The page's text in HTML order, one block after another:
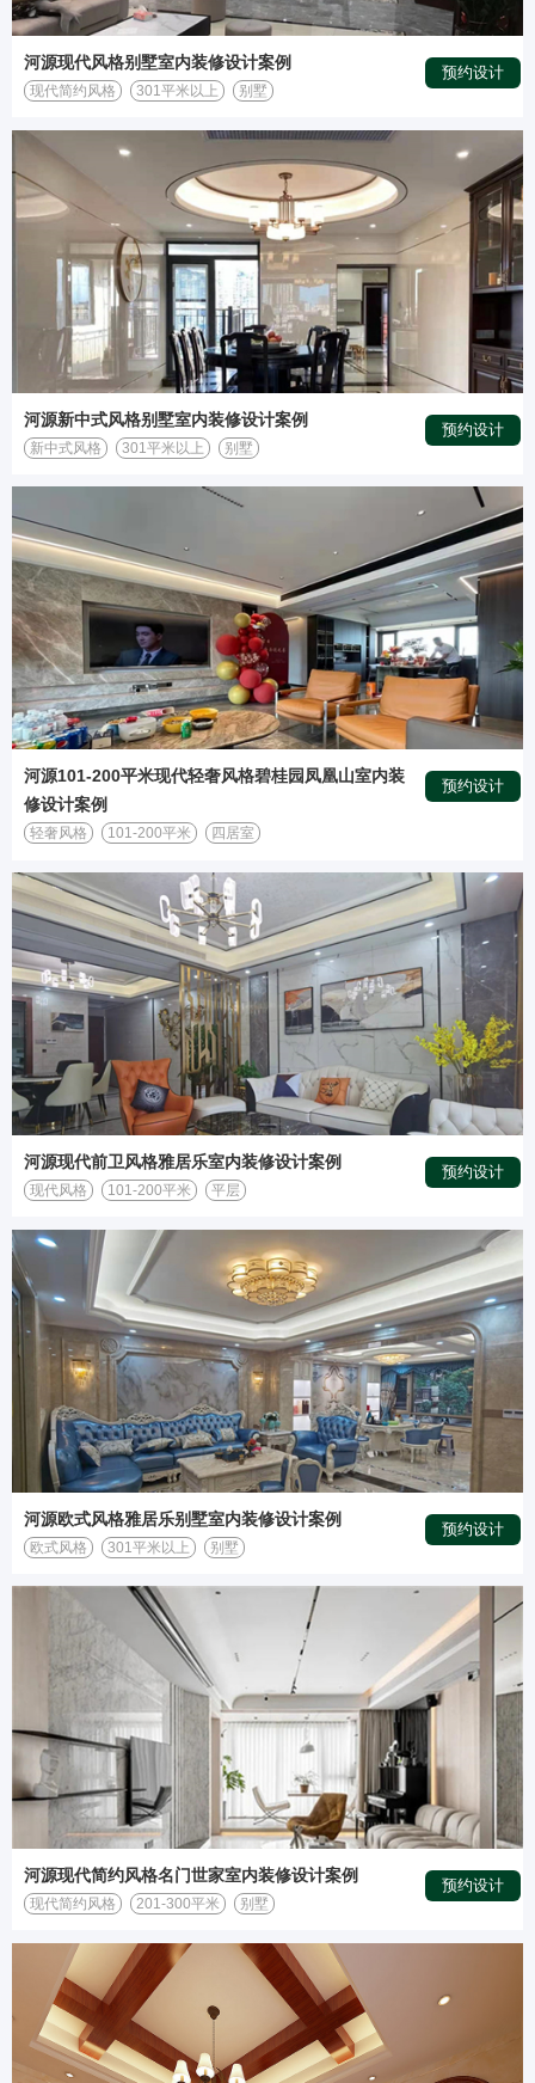
河源现代风格别墅室内装修设计案例
现代简约风格 301平米以上 别墅
预约设计
河源新中式风格别墅室内装修设计案例
新中式风格 301平米以上 别墅
预约设计
河源101-200平米现代轻奢风格碧桂园凤凰山室内装
修设计案例
轻奢风格 101-200平米 四居室
预约设计
河源现代前卫风格雅居乐室内装修设计案例
现代风格 101-200平米 平层
预约设计
河源欧式风格雅居乐别墅室内装修设计案例
欧式风格 301平米以上 别墅
预约设计
河源现代简约风格名门世家室内装修设计案例
现代简约风格 201-300平米 别墅
预约设计